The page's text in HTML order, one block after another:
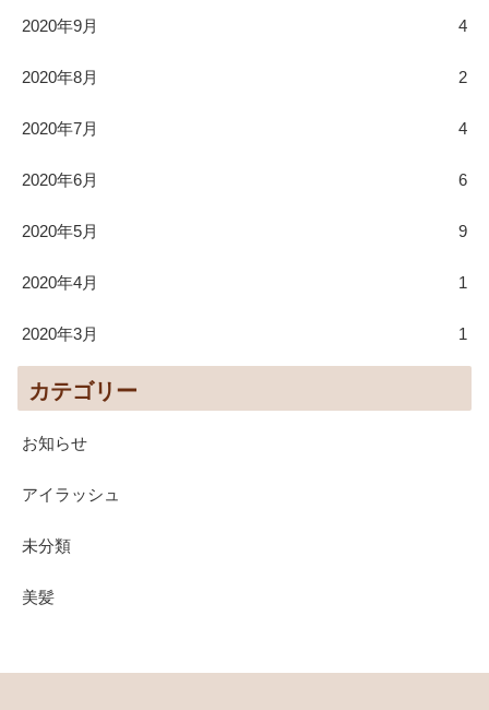
2020年9月 4
2020年8月 2
2020年7月 4
2020年6月 6
2020年5月 9
2020年4月 1
2020年3月 1
カテゴリー
お知らせ
アイラッシュ
未分類
美髪